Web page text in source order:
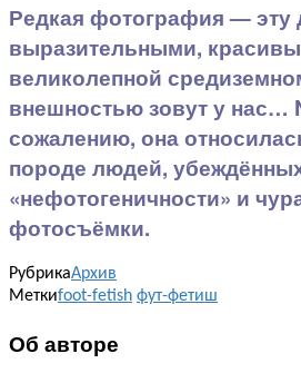
Редкая фотография — эту
выразительными,
великолепной
внешностью зовут у нас…
сожалению, она
породе людей,
«нефотогеничности» и
фотосъёмки.
РубрикаАрхив
Меткиfoot-fetish фут-фетиш
Об авторе